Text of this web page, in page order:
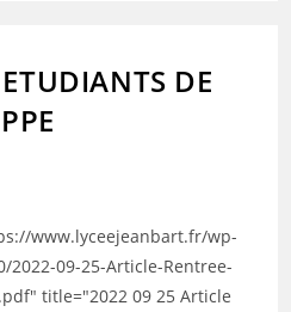
DE
www.lyceejeanbart.fr/wp-
09-25-Article-Rentree-
title="2022 09 25 Article